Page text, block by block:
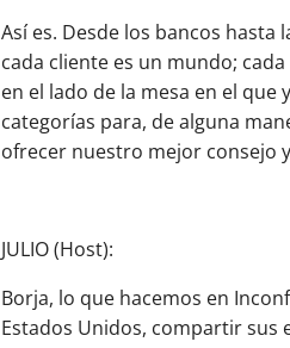
Así es. Desde los bancos
cada cliente es un mundo;
en el lado de la mesa en el
categorías para, de alguna
ofrecer nuestro mejor consejo
JULIO (Host):
Borja, lo que hacemos en
Estados Unidos, compartir sus